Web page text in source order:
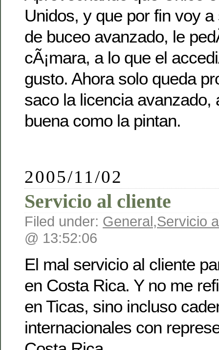
Unidos, y que por fin voy
de buceo avanzado, le
cÃ¡mara, a lo que el
gusto. Ahora solo queda
saco la licencia avanzado,
buena como la pintan.
2005/11/02
Servicio al cliente
Filed under: General,Servicio
@ 13:52:06
El mal servicio al cliente
en Costa Rica. Y no me
en Ticas, sino incluso
internacionales con